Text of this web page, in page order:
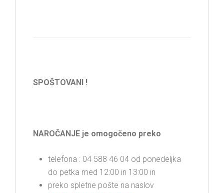
SPOŠTOVANI !
NAROČANJE je omogočeno preko
telefona : 04 588 46 04 od ponedeljka
do petka med 12:00 in 13:00 in
preko spletne pošte na naslov